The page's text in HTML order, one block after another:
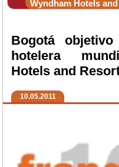
Wyndham Hotels
Bogotá
hotelera
Hotels and
10.05.2011